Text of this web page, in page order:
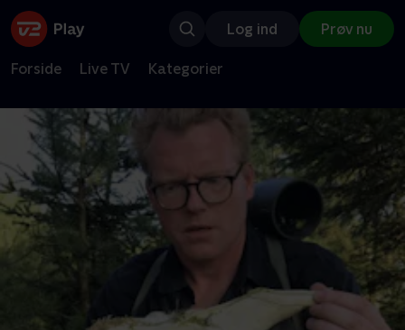
Log ind Prøv nu
Forside Live TV Kategorier